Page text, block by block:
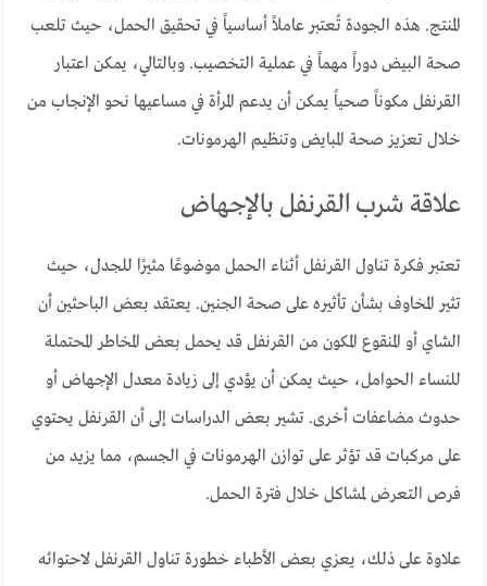
المنتج. هذه الجودة تُعتبر عاملاً أساسياً في تحقيق الحمل، حيث تلعب
صحة البيض دوراً مهماً في عملية التخصيب. وبالتالي، يمكن اعتبار
القرنفل مكوناً صحياً يمكن أن يدعم المرأة في مساعيها نحو الإنجاب من
خلال تعزيز صحة المبايض وتنظيم الهرمونات.
علاقة شرب القرنفل بالإجهاض
تعتبر فكرة تناول القرنفل أثناء الحمل موضوعًا مثيرًا للجدل، حيث
تثير المخاوف بشأن تأثيره على صحة الجنين. يعتقد بعض الباحثين أن
الشاي أو المنقوع المكون من القرنفل قد يحمل بعض المخاطر المحتملة
للنساء الحوامل، حيث يمكن أن يؤدي إلى زيادة معدل الإجهاض أو
حدوث مضاعفات أخرى. تشير بعض الدراسات إلى أن القرنفل يحتوي
على مركبات قد تؤثر على توازن الهرمونات في الجسم، مما يزيد من
فرص التعرض لمشاكل خلال فترة الحمل.
علاوة على ذلك، يعزي بعض الأطباء خطورة تناول القرنفل لاحتوائه